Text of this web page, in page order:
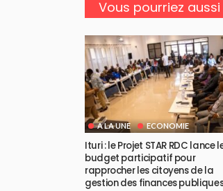
Vous pourriez
A LA UNE ECONOMIE
Ituri : le Projet STAR RDC lance
budget participatif pour
rapprocher les citoyens de la
gestion des finances